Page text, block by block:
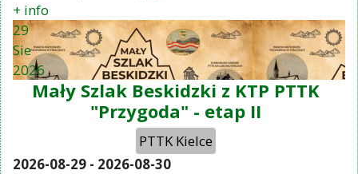
+ info
29
Sie
2026
Mały Szlak Beskidzki z KTP PTTK
"Przygoda" - etap II
PTTK Kielce
2026-08-29 - 2026-08-30